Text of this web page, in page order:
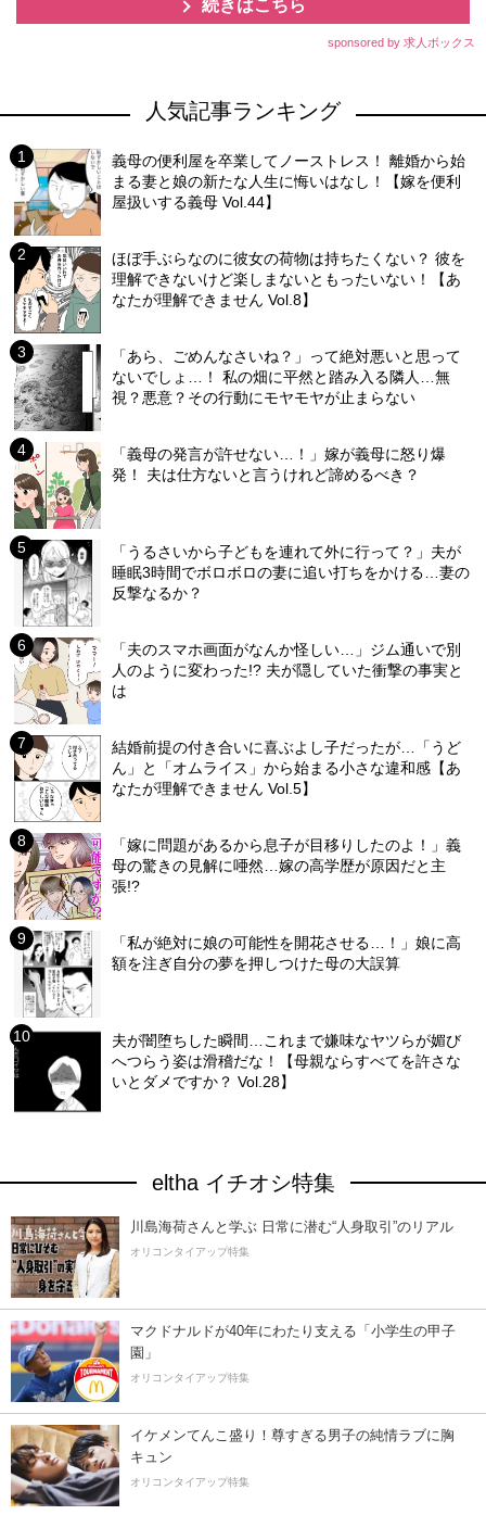
続きはこちら
sponsored by 求人ボックス
人気記事ランキング
義母の便利屋を卒業してノーストレス！ 離婚から始
まる妻と娘の新たな人生に悔いはなし！【嫁を便利
屋扱いする義母 Vol.44】
ほぼ手ぶらなのに彼女の荷物は持ちたくない？ 彼を
理解できないけど楽しまないともったいない！【あ
なたが理解できません Vol.8】
「あら、ごめんなさいね？」って絶対悪いと思って
ないでしょ…！ 私の畑に平然と踏み入る隣人…無
視？悪意？その行動にモヤモヤが止まらない
「義母の発言が許せない…！」嫁が義母に怒り爆
発！ 夫は仕方ないと言うけれど諦めるべき？
「うるさいから子どもを連れて外に行って？」夫が
睡眠3時間でボロボロの妻に追い打ちをかける…妻の
反撃なるか？
「夫のスマホ画面がなんか怪しい…」ジム通いで別
人のように変わった!? 夫が隠していた衝撃の事実と
は
結婚前提の付き合いに喜ぶよし子だったが…「うど
ん」と「オムライス」から始まる小さな違和感【あ
なたが理解できません Vol.5】
「嫁に問題があるから息子が目移りしたのよ！」義
母の驚きの見解に唖然…嫁の高学歴が原因だと主
張!?
「私が絶対に娘の可能性を開花させる…！」娘に高
額を注ぎ自分の夢を押しつけた母の大誤算
夫が闇堕ちした瞬間…これまで嫌味なヤツらが媚び
へつらう姿は滑稽だな！【母親ならすべてを許さな
いとダメですか？ Vol.28】
eltha イチオシ特集
川島海荷さんと学ぶ 日常に潜む“人身取引”のリアル
オリコンタイアップ特集
マクドナルドが40年にわたり支える「小学生の甲子
園」
オリコンタイアップ特集
イケメンてんこ盛り！尊すぎる男子の純情ラブに胸
キュン
オリコンタイアップ特集